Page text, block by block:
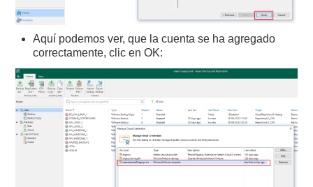
Aquí podemos ver, que la cuenta se ha agregado
correctamente, clic en OK: